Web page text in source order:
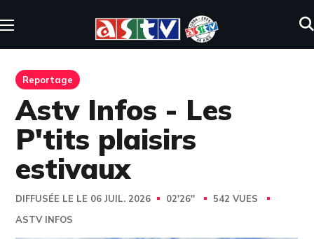
Reportage
Astv Infos - Les
P'tits plaisirs
estivaux
DIFFUSÉE LE LE 06 JUIL. 2026 02'26''
542 VUES
ASTV INFOS